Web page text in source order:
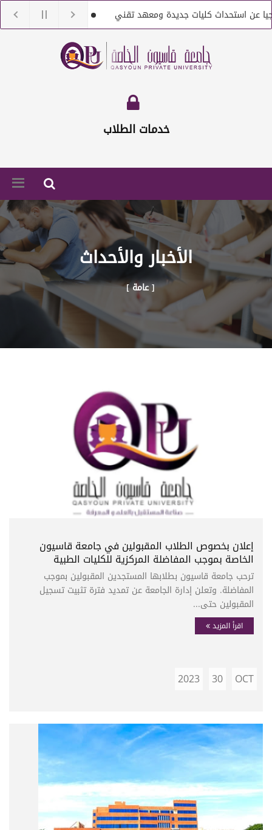
استحداث كليات جديدة ومعهد تقني
جامعة قاسيون تنعى
مع أعضاء هيئة تعليمية من حملة الماجستير والدكتوراه
خدمات الطلاب
الأخبار والأحداث
[ عامة ]
إعلان بخصوص الطلاب المقبولين في جامعة قاسيون
الخاصة بموجب المفاضلة المركزية للكليات الطبية
ترحب جامعة قاسيون بطلابها المستجدين المقبولين بموجب
المفاضلة. وتعلن إدارة الجامعة عن تمديد فترة تثبيت تسجيل
المقبولين حتى...
اقرأ المزيد
OCT
30
2023